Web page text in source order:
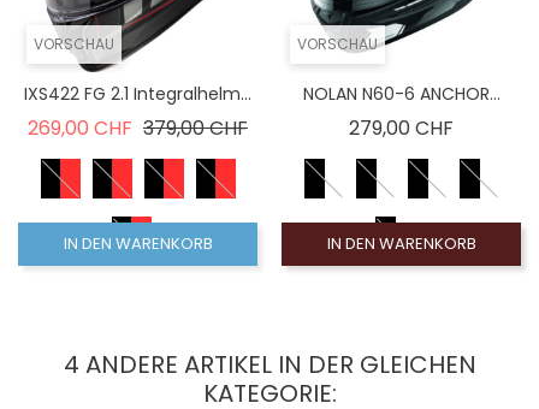
VORSCHAU
IXS422 FG 2.1 Integralhelm...
269,00 CHF Verkaufspreis
379,00 CHFPreis
IN DEN WARENKORB
VORSCHAU
NOLAN N60-6 ANCHOR...
279,00 CHF
IN DEN WARENKORB
4 ANDERE ARTIKEL IN DER GLEICHEN
KATEGORIE: